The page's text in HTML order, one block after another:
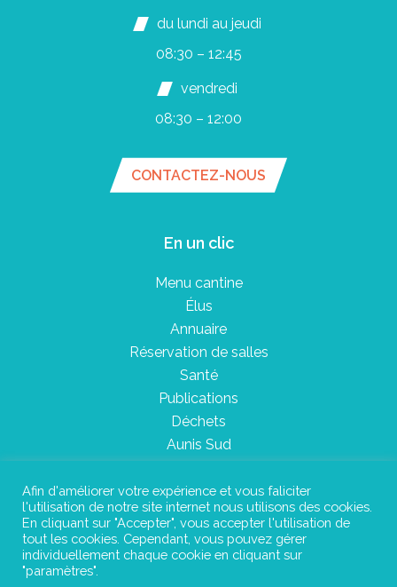
du lundi au jeudi
08:30 – 12:45
vendredi
08:30 – 12:00
CONTACTEZ-NOUS
En un clic
Menu cantine
Élus
Annuaire
Réservation de salles
Santé
Publications
Déchets
Aunis Sud
Plan du site
Mentions légales
Afin d'améliorer votre expérience et vous faliciter
l'utilisation de notre site internet nous utilisons des cookies.
En cliquant sur "Accepter", vous accepter l'utilisation de
tout les cookies. Cependant, vous pouvez gérer
individuellement chaque cookie en cliquant sur
"paramètres".